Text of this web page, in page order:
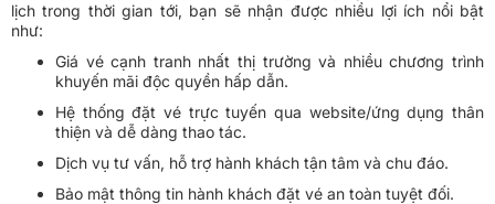
lịch trong thời gian tới, bạn sẽ nhận được nhiều lợi ích nổi bật
như:
Giá vé cạnh tranh nhất thị trường và nhiều chương trình
khuyến mãi độc quyền hấp dẫn.
Hệ thống đặt vé trực tuyến qua website/ứng dụng thân
thiện và dễ dàng thao tác.
Dịch vụ tư vấn, hỗ trợ hành khách tận tâm và chu đáo.
Bảo mật thông tin hành khách đặt vé an toàn tuyệt đối.